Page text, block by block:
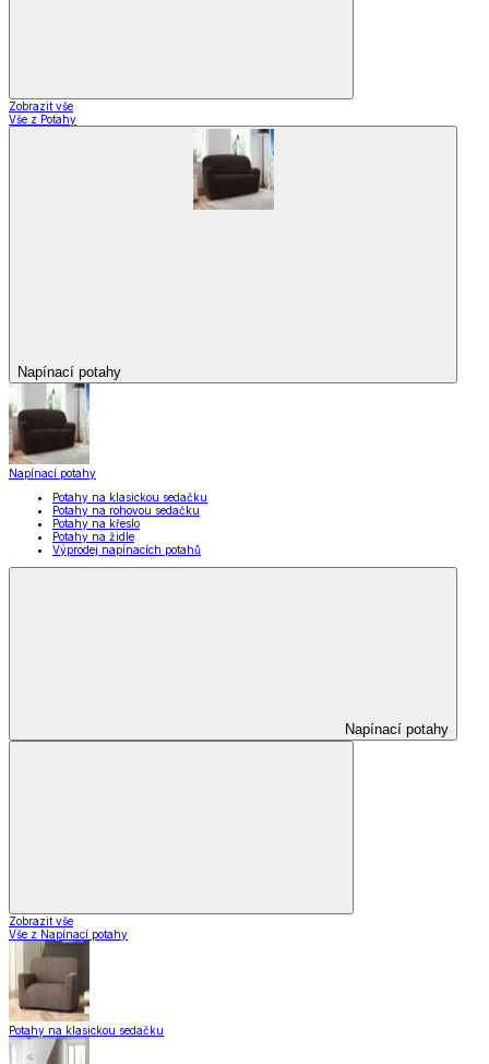
Zobrazit vše
Vše z Potahy
Napínací potahy
Napínací potahy
Potahy na klasickou sedačku
Potahy na rohovou sedačku
Potahy na křeslo
Potahy na židle
Výprodej napínacích potahů
Napínací potahy
Zobrazit vše
Vše z Napínací potahy
Potahy na klasickou sedačku